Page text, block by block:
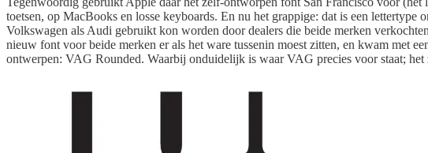
toetsen, op MacBooks en losse keyboards. En nu het grappige: dat is een
Volkswagen als Audi gebruikt kon worden door dealers die beide merken
nieuw font voor beide merken er als het ware tussenin moest zitten, en kwam met
ontwerpen: VAG Rounded. Waarbij onduidelijk is waar VAG precies voor staat;